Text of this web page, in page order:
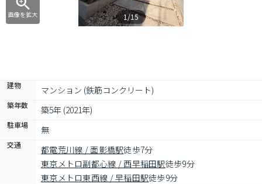
画像を拡大 1/15
建物 マンション (鉄筋コンクリート)
築年数 築5年 (2021年)
駐車場 無
交通 都電荒川線 / 面影橋駅徒歩7分
東京メトロ副都心線 / 西早稲田駅徒歩9分
東京メトロ東西線 / 早稲田駅徒歩9分